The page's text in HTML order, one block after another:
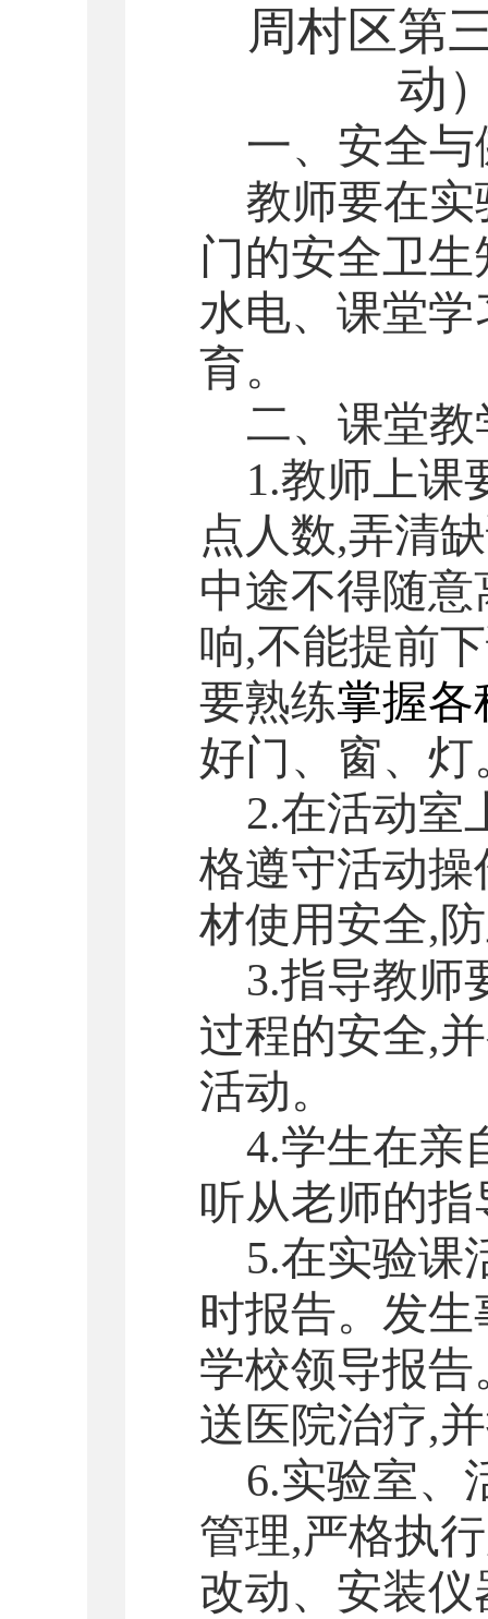
周村区第
动
一、安全
教师要在
门的安全卫
水电、课堂
育。
二、课堂
1.教师上课
点人数,弄清
中途不得随
响,不能提前
要熟练掌握各
好门、窗、灯
2.在活动室
格遵守活动
材使用安全,
3.指导教师
过程的安全,
活动。
4.学生在亲
听从老师的指
5.在实验课
时报告。发
学校领导报
送医院治疗,
6.实验室、
管理,严格执
改动、安装